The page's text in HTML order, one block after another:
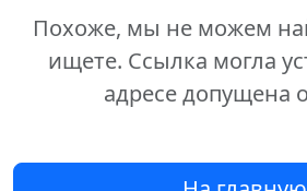
Похоже, мы не можем
ищете. Ссылка могла
адресе допущена